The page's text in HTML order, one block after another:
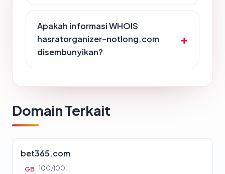
Apakah informasi WHOIS
hasratorganizer-notlong.com
disembunyikan?
Domain Terkait
bet365.com
GB 100/100